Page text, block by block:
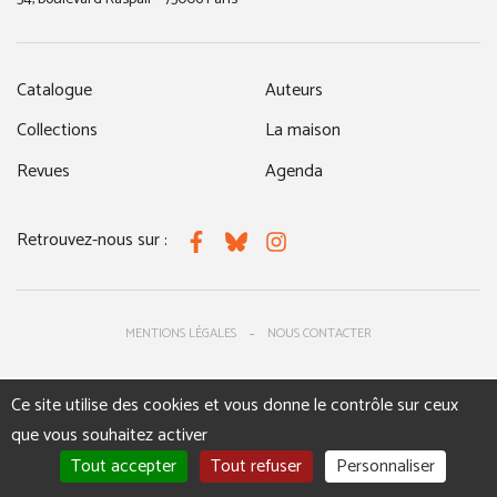
Catalogue
Collections
Revues
Auteurs
La maison
Agenda
Retrouvez-nous sur : FacebookBlueskyInstagram
MENTIONS LÉGALES NOUS CONTACTER
Ce site utilise des cookies et vous donne le contrôle sur ceux
que vous souhaitez activer
Tout accepter
Tout refuser Personnaliser